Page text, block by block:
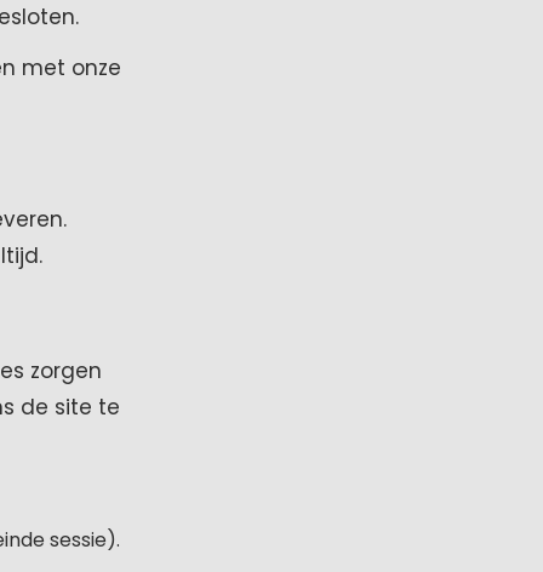
met onze
zorgen
de site te
sessie).